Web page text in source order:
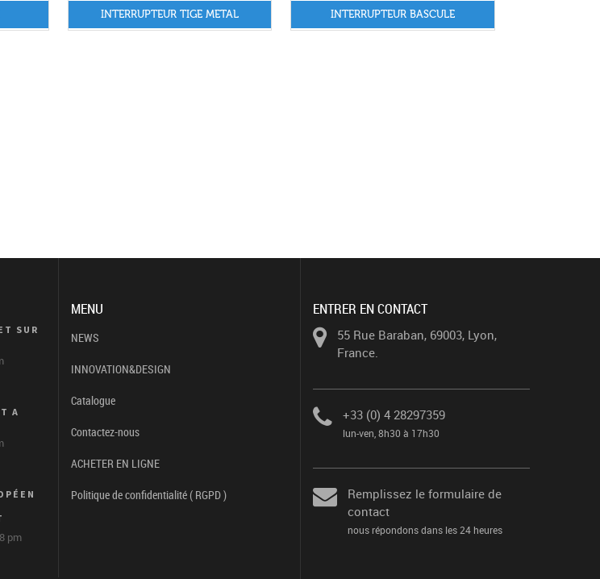
INTERRUPTEUR TIGE METAL INTERRUPTEUR BASCULE
SUR
A
pm
MENU
NEWS
INNOVATION&DESIGN
Catalogue
Contactez-nous
ACHETER EN LIGNE
Politique de confidentialité ( RGPD )
ENTRER EN CONTACT
55 Rue Baraban, 69003, Lyon,
France.
+33 (0) 4 28297359
lun-ven, 8h30 à 17h30
Remplissez le formulaire de
contact
nous répondons dans les 24 heures